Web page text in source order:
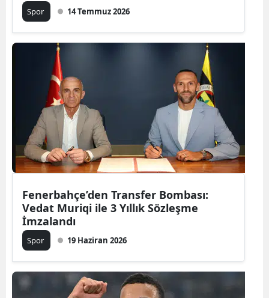
Spor 14 Temmuz 2026
Fenerbahçe’den Transfer Bombası:
Vedat Muriqi ile 3 Yıllık Sözleşme
İmzalandı
Spor 19 Haziran 2026